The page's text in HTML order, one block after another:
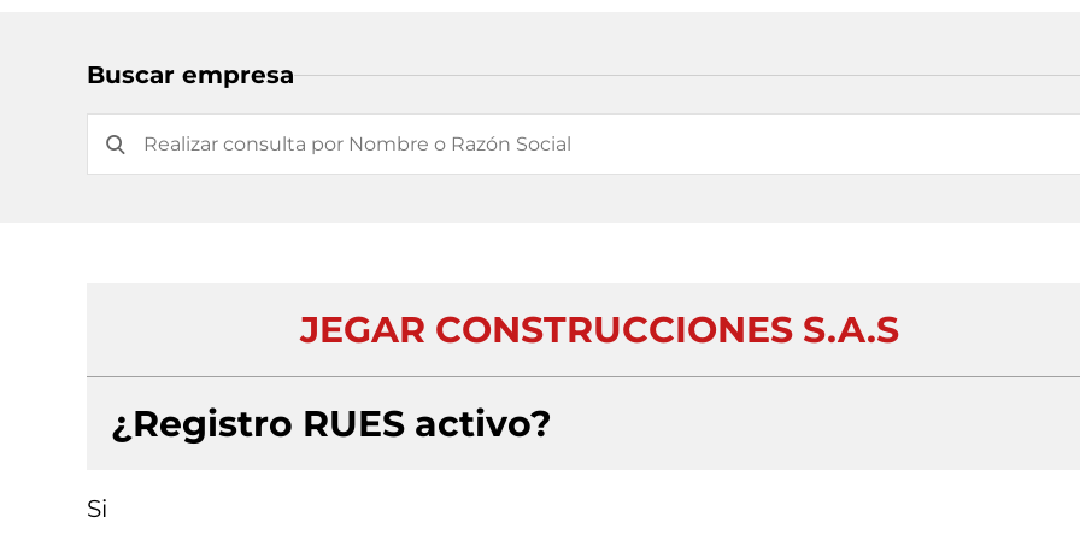
Buscar empresa
JEGAR CONSTRUCCIONES S.A.S
¿Registro RUES activo?
Si